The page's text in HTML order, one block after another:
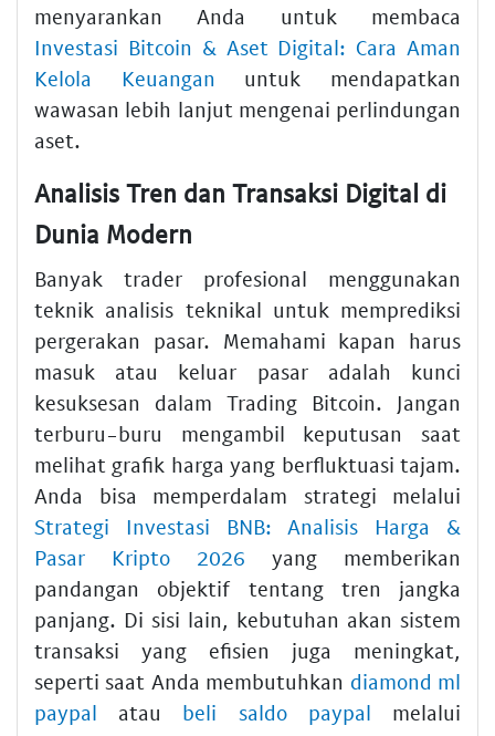
menyarankan Anda untuk membaca
Investasi Bitcoin & Aset Digital: Cara Aman
Kelola Keuangan untuk mendapatkan
wawasan lebih lanjut mengenai perlindungan
aset.
Analisis Tren dan Transaksi Digital di
Dunia Modern
Banyak trader profesional menggunakan
teknik analisis teknikal untuk memprediksi
pergerakan pasar. Memahami kapan harus
masuk atau keluar pasar adalah kunci
kesuksesan dalam Trading Bitcoin. Jangan
terburu-buru mengambil keputusan saat
melihat grafik harga yang berfluktuasi tajam.
Anda bisa memperdalam strategi melalui
Strategi Investasi BNB: Analisis Harga &
Pasar Kripto 2026 yang memberikan
pandangan objektif tentang tren jangka
panjang. Di sisi lain, kebutuhan akan sistem
transaksi yang efisien juga meningkat,
seperti saat Anda membutuhkan diamond ml
paypal atau beli saldo paypal melalui